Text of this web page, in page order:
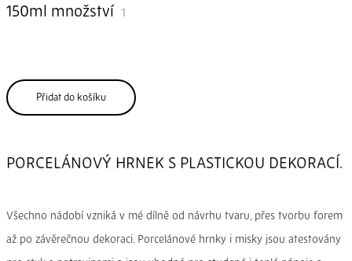
150ml množství
Přidat do košíku
PORCELÁNOVÝ HRNEK S PLASTICKOU DEKORACÍ.
Všechno nádobí vzniká v mé dílně od návrhu tvaru, přes tvorbu forem
až po závěrečnou dekoraci. Porcelánové hrnky i misky jsou atestovány